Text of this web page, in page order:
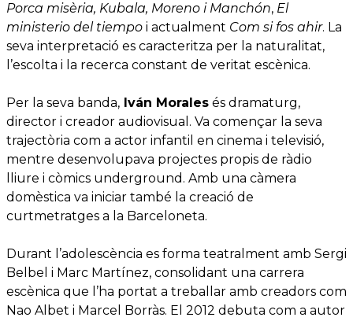
Porca misèria, Kubala, Moreno i Manchón, El
ministerio del tiempo i actualment Com si fos ahir. La
seva interpretació es caracteritza per la naturalitat,
l’escolta i la recerca constant de veritat escènica.
Per la seva banda, Iván Morales és dramaturg,
director i creador audiovisual. Va començar la seva
trajectòria com a actor infantil en cinema i televisió,
mentre desenvolupava projectes propis de ràdio
lliure i còmics underground. Amb una càmera
domèstica va iniciar també la creació de
curtmetratges a la Barceloneta.
Durant l’adolescència es forma teatralment amb Sergi
Belbel i Marc Martínez, consolidant una carrera
escènica que l’ha portat a treballar amb creadors com
Nao Albet i Marcel Borràs. El 2012 debuta com a autor